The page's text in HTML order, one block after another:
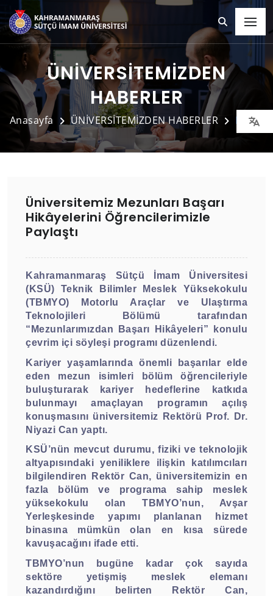
ÜNİVERSİTEMİZDEN
HABERLER
Anasayfa ÜNİVERSİTEMİZDEN HABERLER Detay
Üniversitemiz Mezunları Başarı
Hikâyelerini Öğrencilerimizle
Paylaştı
Kahramanmaraş Sütçü İmam Üniversitesi
(KSÜ) Teknik Bilimler Meslek Yüksekokulu
(TBMYO) Motorlu Araçlar ve Ulaştırma
Teknolojileri Bölümü tarafından
“Mezunlarımızdan Başarı Hikâyeleri” konulu
çevrim içi söyleşi programı düzenlendi.
Kariyer yaşamlarında önemli başarılar elde
eden mezun isimleri bölüm öğrencileriyle
buluşturarak kariyer hedeflerine katkıda
bulunmayı amaçlayan programın açılış
konuşmasını üniversitemiz Rektörü Prof. Dr.
Niyazi Can yaptı.
KSÜ’nün mevcut durumu, fiziki ve teknolojik
altyapısındaki yeniliklere ilişkin katılımcıları
bilgilendiren Rektör Can, üniversitemizin en
fazla bölüm ve programa sahip meslek
yüksekokulu olan TBMYO’nun, Avşar
Yerleşkesinde yapımı planlanan hizmet
binasına mümkün olan en kısa sürede
kavuşacağını ifade etti.
TBMYO’nun bugüne kadar çok sayıda
sektöre yetişmiş meslek elemanı
kazandırdığını belirten Rektör Can,